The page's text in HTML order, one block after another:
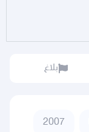
بلاغ
2007